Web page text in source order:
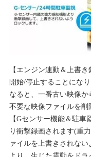
【エンジン連動＆上書
開始/停止することにな
なると、一番古い映像
不要な映像ファイルを削
【Gセンサー機能＆駐車
り衝撃録画されます(重
ァイルを上書きされな